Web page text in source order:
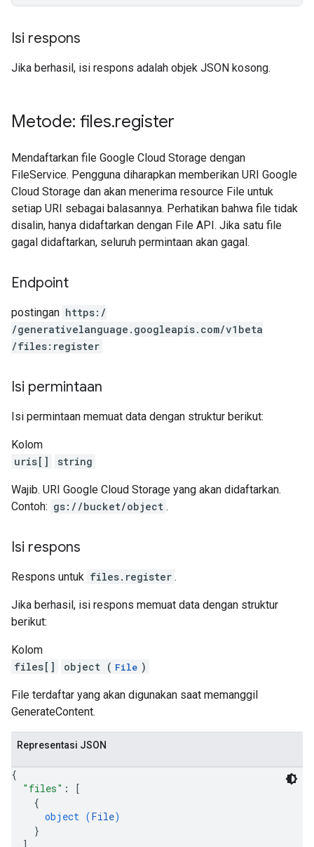
Isi respons
Jika berhasil, isi respons adalah objek JSON kosong.
Metode: files.register
Mendaftarkan file Google Cloud Storage dengan
FileService. Pengguna diharapkan memberikan URI Google
Cloud Storage dan akan menerima resource File untuk
setiap URI sebagai balasannya. Perhatikan bahwa file tidak
disalin, hanya didaftarkan dengan File API. Jika satu file
gagal didaftarkan, seluruh permintaan akan gagal.
Endpoint
postingan https: /
/generativelanguage.googleapis.com/v1beta
/files:register
Isi permintaan
Isi permintaan memuat data dengan struktur berikut:
Kolom
uris[]
string
Wajib. URI Google Cloud Storage yang akan didaftarkan.
Contoh: gs://bucket/object .
Isi respons
Respons untuk files.register .
Jika berhasil, isi respons memuat data dengan struktur
berikut:
Kolom
files[]
object ( File )
File terdaftar yang akan digunakan saat memanggil
GenerateContent.
Representasi JSON
{
"files" :
[
{
object (File)
}